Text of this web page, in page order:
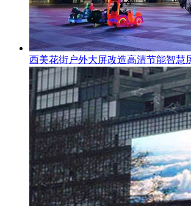
西美花街户外大屏改造高清节能智慧